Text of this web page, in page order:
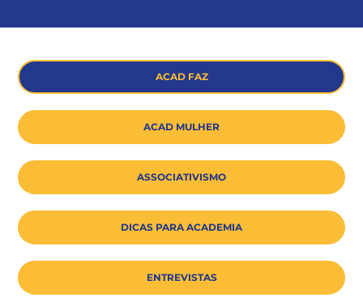
ACAD FAZ
ACAD MULHER
ASSOCIATIVISMO
DICAS PARA ACADEMIA
ENTREVISTAS